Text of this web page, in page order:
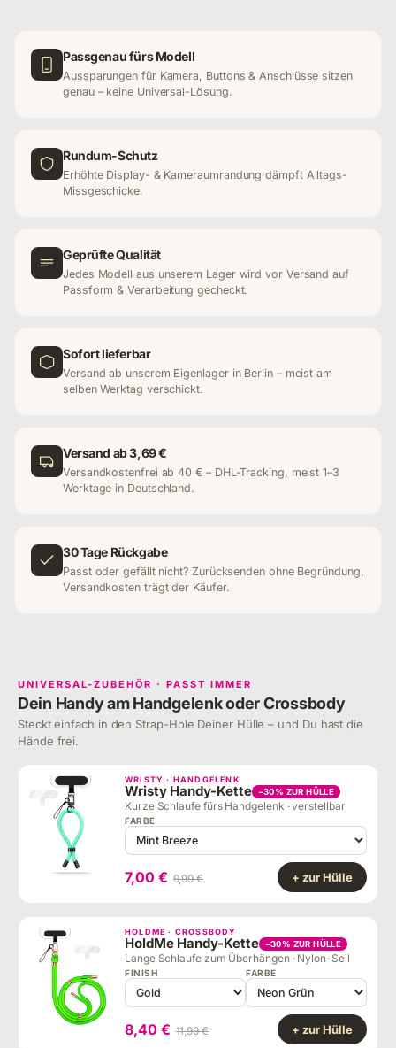
Passgenau fürs Modell
Aussparungen für Kamera, Buttons & Anschlüsse sitzen
genau – keine Universal-Lösung.
Rundum-Schutz
Erhöhte Display- & Kameraumrandung dämpft Alltags-
Missgeschicke.
Geprüfte Qualität
Jedes Modell aus unserem Lager wird vor Versand auf
Passform & Verarbeitung gecheckt.
Sofort lieferbar
Versand ab unserem Eigenlager in Berlin – meist am
selben Werktag verschickt.
Versand ab 3,69 €
Versandkostenfrei ab 40 € – DHL-Tracking, meist 1–3
Werktage in Deutschland.
30 Tage Rückgabe
Passt oder gefällt nicht? Zurücksenden ohne Begründung,
Versandkosten trägt der Käufer.
UNIVERSAL-ZUBEHÖR · PASST IMMER
Dein Handy am Handgelenk oder Crossbody
Steckt einfach in den Strap-Hole Deiner Hülle – und Du hast die
Hände frei.
WRISTY · HANDGELENK
Wristy Handy-Kette −30% ZUR HÜLLE
Kurze Schlaufe fürs Handgelenk · verstellbar
FARBE
7,00 € 9,99 € + zur Hülle
HOLDME · CROSSBODY
HoldMe Handy-Kette −30% ZUR HÜLLE
Lange Schlaufe zum Überhängen · Nylon-Seil
FINISH FARBE
8,40 € 11,99 € + zur Hülle